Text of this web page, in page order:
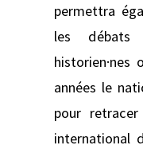
permettra
les débats
historien·nes
années le
pour
international